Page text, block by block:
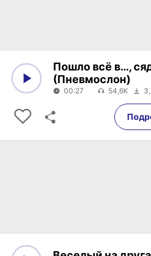
00:27
Пошло всё в…,
(Пневмослон)
00:27 54,6K